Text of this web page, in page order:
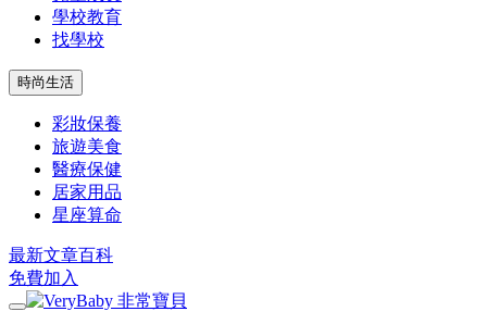
學校教育
找學校
時尚生活
彩妝保養
旅遊美食
醫療保健
居家用品
星座算命
最新文章百科
免費加入